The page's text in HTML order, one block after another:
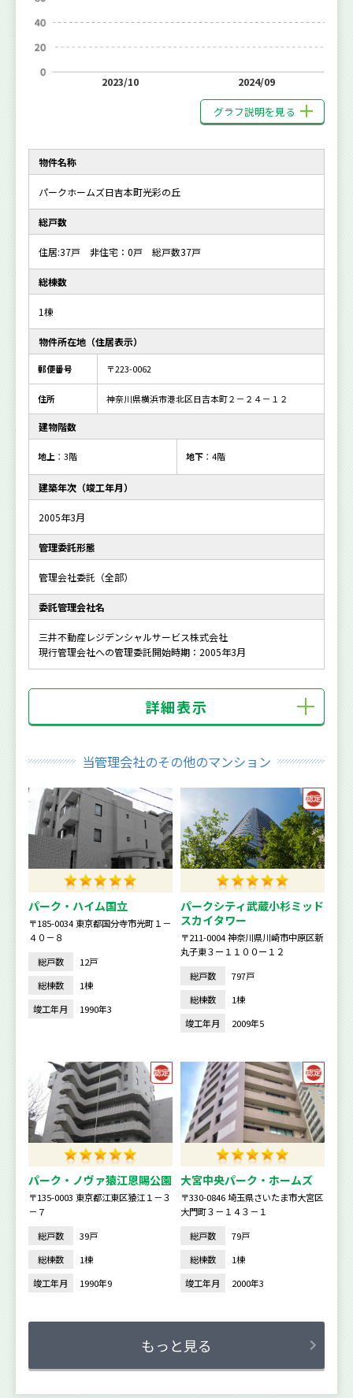
2023/10 2024/09
グラフ説明を見る
物件名称
パークホームズ日吉本町光彩の丘
総戸数
住居:37戸 非住宅：0戸 総戸数37戸
総棟数
1棟
物件所在地（住居表示）
郵便番号 〒223-0062
住所 神奈川県横浜市港北区日吉本町２－２４－１２
建物階数
地上 ：3階 地下：4階
建築年次（竣工年月）
2005年3月
管理委託形態
管理会社委託（全部）
委託管理会社名
三井不動産レジデンシャルサービス株式会社
現行管理会社への管理委託開始時期：2005年3月
詳細表示
当管理会社のその他のマンション
パーク・ハイム国立
〒185-0034 東京都国分寺市光町１－
４０－８
総戸数
12戸
総棟数
1棟
竣工年月
1990年3
パークシティ武蔵小杉ミッド
スカイタワー
〒211-0004 神奈川県川崎市中原区新
丸子東３ー１１００ー１２
総戸数
797戸
総棟数
1棟
竣工年月
2009年5
パーク・ノヴァ猿江恩賜公園
〒135-0003 東京都江東区猿江１－３
－７
総戸数
39戸
総棟数
1棟
竣工年月
1990年9
大宮中央パーク・ホームズ
〒330-0846 埼玉県さいたま市大宮区
大門町３－１４３－１
総戸数
79戸
総棟数
1棟
竣工年月
2000年3
もっと見る